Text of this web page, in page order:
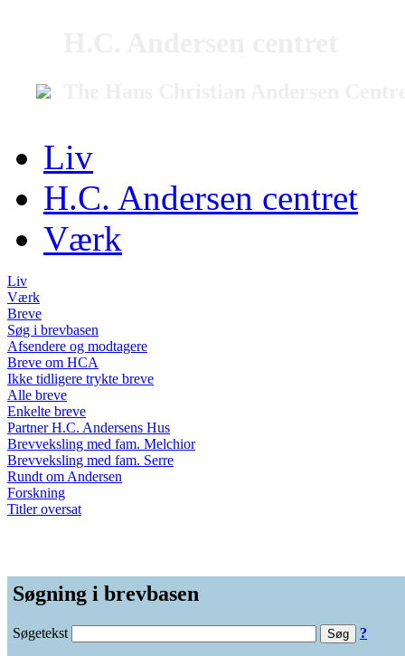
Liv
H.C. Andersen centret
Værk
Liv
Værk
Breve
Søg i brevbasen
Afsendere og modtagere
Breve om HCA
Ikke tidligere trykte breve
Alle breve
Enkelte breve
Partner H.C. Andersens Hus
Brevveksling med fam. Melchior
Brevveksling med fam. Serre
Rundt om Andersen
Forskning
Titler oversat
Søgning i brevbasen
Søgetekst ?